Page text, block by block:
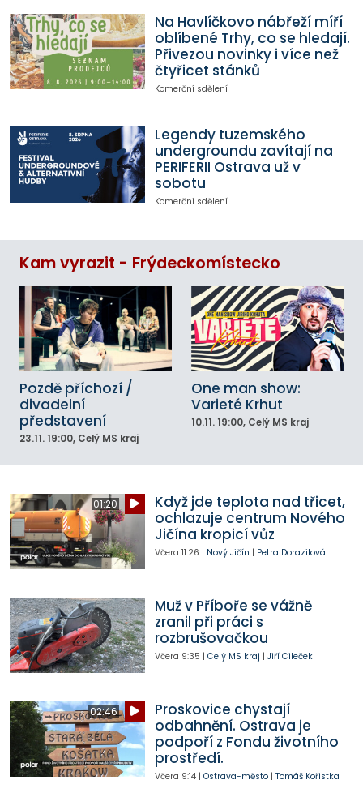
Na Havlíčkovo nábřeží míří
oblíbené Trhy, co se hledají.
Přivezou novinky i více než
čtyřicet stánků
Komerční sdělení
Legendy tuzemského
undergroundu zavítají na
PERIFERII Ostrava už v
sobotu
Komerční sdělení
Kam vyrazit - Frýdeckomístecko
Pozdě příchozí /
divadelní
představení
23.11. 19:00, Celý MS kraj
One man show:
Varieté Krhut
10.11. 19:00, Celý MS kraj
01:20
Když jde teplota nad třicet,
ochlazuje centrum Nového
Jičína kropicí vůz
Včera 11:26 | Nový Jičín | Petra Dorazilová
Muž v Příboře se vážně
zranil při práci s
rozbrušovačkou
Včera 9:35 | Celý MS kraj | Jiří Cileček
02:46
Proskovice chystají
odbahnění. Ostrava je
podpoří z Fondu životního
prostředí.
Včera 9:14| Ostrava-město| Tomáš Kořistka